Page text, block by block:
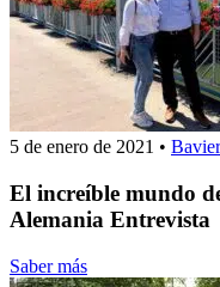
5 de enero de 2021 •
El increíble mundo
Alemania Entrevista
Saber más